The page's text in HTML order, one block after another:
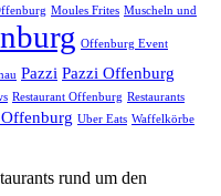
Moules Frites Muscheln und
Offenburg Event
Pazzi Pazzi Offenburg
Restaurant Offenburg Restaurants
Uber Eats Waffelkörbe
rund um den